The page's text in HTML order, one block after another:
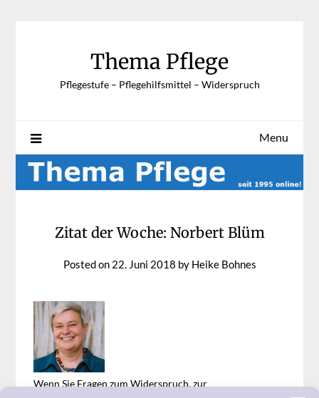
Thema Pflege
Pflegestufe – Pflegehilfsmittel – Widerspruch
Menu
Zitat der Woche: Norbert Blüm
Posted on 22. Juni 2018 by Heike Bohnes
Wenn Sie Fragen zum Widerspruch, zur